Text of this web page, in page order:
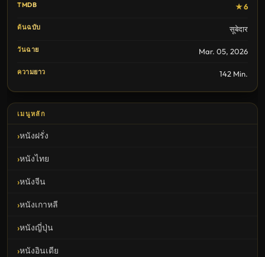
TMDB ★ 6
ต้นฉบับ सूबेदार
วันฉาย Mar. 05, 2026
ความยาว 142 Min.
เมนูหลัก
หนังฝรั่ง
หนังไทย
หนังจีน
หนังเกาหลี
หนังญี่ปุ่น
หนังอินเดีย